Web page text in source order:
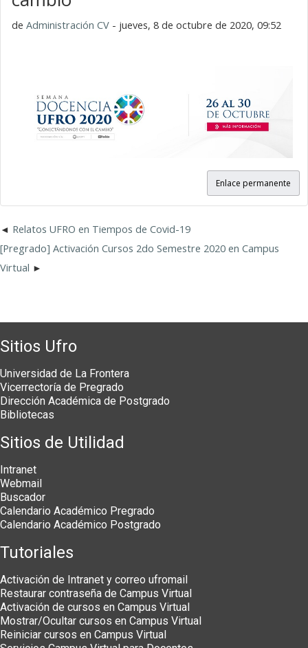
de Administración CV - jueves, 8 de octubre de 2020, 09:52
Enlace permanente
Relatos UFRO en Tiempos de Covid-19
[Pregrado] Activación Cursos 2do Semestre 2020 en Campus
Virtual
Sitios Ufro
Universidad de La Frontera
Vicerrectoría de Pregrado
Dirección Académica de Postgrado
Bibliotecas
Sitios de Utilidad
Intranet
Webmail
Buscador
Calendario Académico Pregrado
Calendario Académico Postgrado
Tutoriales
Activación de Intranet y correo ufromail
Restaurar contraseña de Campus Virtual
Activación de cursos en Campus Virtual
Mostrar/Ocultar cursos en Campus Virtual
Reiniciar cursos en Campus Virtual